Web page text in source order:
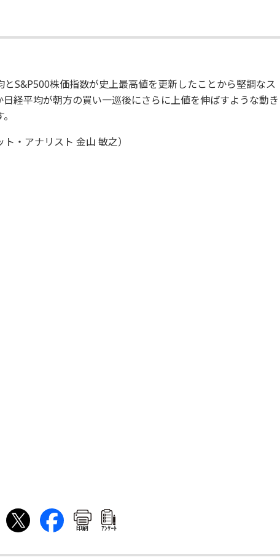
S&P500株価指数が史上最高値を更新したことから堅調なス
経平均が朝方の買い一巡後にさらに上値を伸ばすような動き
・アナリスト 金山 敏之）
印刷 ｱﾝｹｰﾄ